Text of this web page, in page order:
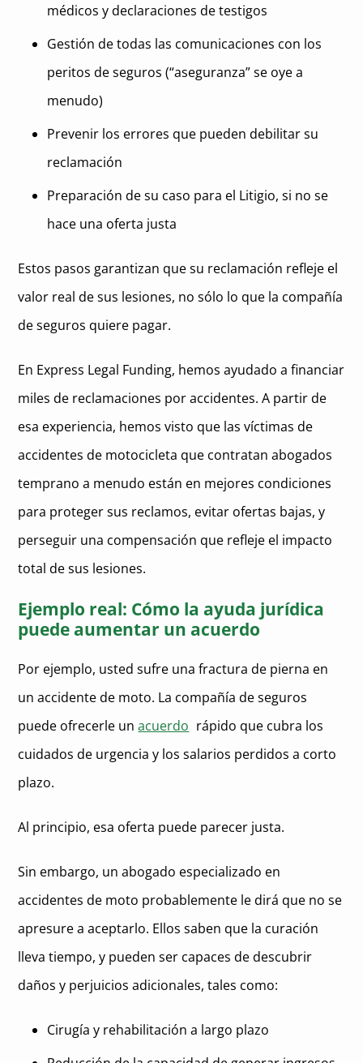
médicos y declaraciones de testigos
Gestión de todas las comunicaciones con los
peritos de seguros (“aseguranza” se oye a
menudo)
Prevenir los errores que pueden debilitar su
reclamación
Preparación de su caso para el Litigio, si no se
hace una oferta justa
Estos pasos garantizan que su reclamación refleje el
valor real de sus lesiones, no sólo lo que la compañía
de seguros quiere pagar.
En Express Legal Funding, hemos ayudado a financiar
miles de reclamaciones por accidentes. A partir de
esa experiencia, hemos visto que las víctimas de
accidentes de motocicleta que contratan abogados
temprano a menudo están en mejores condiciones
para proteger sus reclamos, evitar ofertas bajas, y
perseguir una compensación que refleje el impacto
total de sus lesiones.
Ejemplo real: Cómo la ayuda jurídica
puede aumentar un acuerdo
Por ejemplo, usted sufre una fractura de pierna en
un accidente de moto. La compañía de seguros
puede ofrecerle unacuerdo rápido que cubra los
cuidados de urgencia y los salarios perdidos a corto
plazo.
Al principio, esa oferta puede parecer justa.
Sin embargo, un abogado especializado en
accidentes de moto probablemente le dirá que no se
apresure a aceptarlo. Ellos saben que la curación
lleva tiempo, y pueden ser capaces de descubrir
daños y perjuicios adicionales, tales como:
Cirugía y rehabilitación a largo plazo